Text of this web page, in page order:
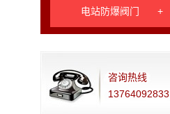
电站防爆阀门 +
咨询热线
13764092833